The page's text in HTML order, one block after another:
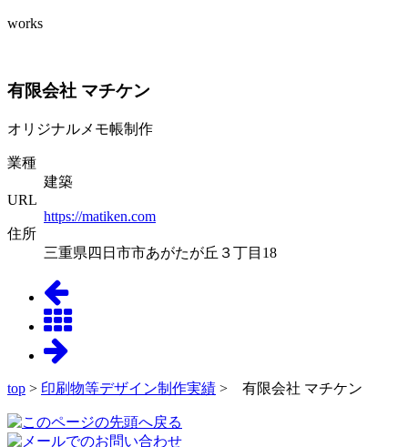
works
有限会社 マチケン
オリジナルメモ帳制作
業種
建築
URL
https://matiken.com
住所
三重県四日市市あがたが丘３丁目18
top > 印刷物等デザイン制作実績 > 有限会社 マチケン